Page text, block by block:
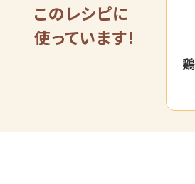
このレシピに
使っています！